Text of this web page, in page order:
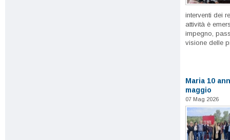
interventi dei
attività è
impegno,
visione delle
Maria 10
maggio
07 Mag 2026